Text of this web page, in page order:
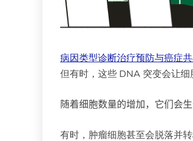
病因类型诊断治疗预防与癌症
但有时，这些 DNA 突变会让细
随着细胞数量的增加，它们会
有时，肿瘤细胞甚至会脱落并